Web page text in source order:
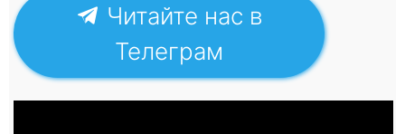
Читайте нас в
Телеграм